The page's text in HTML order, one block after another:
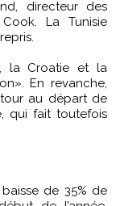
directeur des
La Tunisie
la Croatie et la
En revanche,
au départ de
qui fait toutefois
de 35% de